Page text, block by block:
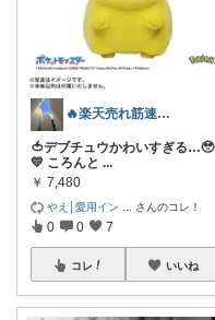
🔥楽天売れ筋速報🔥
🍅デブチュウかわいすぎる…🥹
💛 ころんと ...
￥ 7,480
やえ│愛用イン さんのコレ！
0 0 7
コレ いいね